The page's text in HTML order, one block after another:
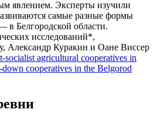
явлением. Эксперты изучили
самые разные формы
в Белгородской области.
исследований*,
Александр Куракин и Оане Виссер
socialist agricultural cooperatives in
cooperatives in the Belgorod